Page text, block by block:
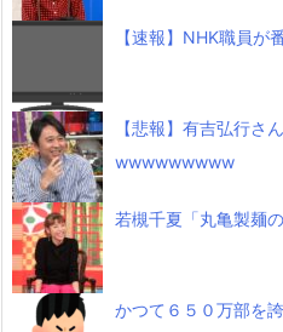
【速報】NHK職員が
【悲報】有吉弘行
wwwwwwwww
若槻千夏「丸亀製麺
かつて６５０万部を